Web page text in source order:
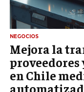
NEGOCIOS
Mejora la
en Chile